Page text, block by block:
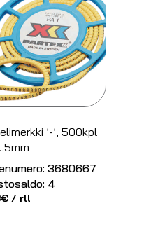
’-’, 500kpl
3680667
4
€/ rll